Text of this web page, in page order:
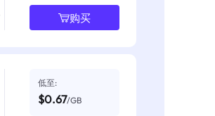
购买
低至:
$0.67/GB